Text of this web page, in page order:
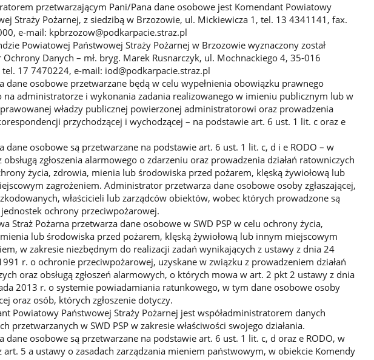
przetwarzającym Pani/Pana dane osobowe jest Komendant Powiatowy
Straży Pożarnej, z siedzibą w Brzozowie, ul. Mickiewicza 1, tel. 13 4341141, fax.
e-mail: kpbrzozow@podkarpacie.straz.pl
Powiatowej Państwowej Straży Pożarnej w Brzozowie wyznaczony został
Ochrony Danych – mł. bryg. Marek Rusnarczyk, ul. Mochnackiego 4, 35-016
tel. 17 7470224, e-mail: iod@podkarpacie.straz.pl
dane osobowe przetwarzane będą w celu wypełnienia obowiązku prawnego
na administratorze i wykonania zadania realizowanego w imieniu publicznym lub w
władzy publicznej powierzonej administratorowi oraz prowadzenia
przychodzącej i wychodzącej – na podstawie art. 6 ust. 1 lit. c oraz e
dane osobowe są przetwarzane na podstawie art. 6 ust. 1 lit. c, d i e RODO – w
obsługą zgłoszenia alarmowego o zdarzeniu oraz prowadzenia działań ratowniczych
życia, zdrowia, mienia lub środowiska przed pożarem, klęską żywiołową lub
zagrożeniem. Administrator przetwarza dane osobowe osoby zgłaszającej,
właścicieli lub zarządców obiektów, wobec których prowadzone są
jednostek ochrony przeciwpożarowej.
Straż Pożarna przetwarza dane osobowe w SWD PSP w celu ochrony życia,
lub środowiska przed pożarem, klęską żywiołową lub innym miejscowym
w zakresie niezbędnym do realizacji zadań wynikających z ustawy z dnia 24
r. o ochronie przeciwpożarowej, uzyskane w związku z prowadzeniem działań
oraz obsługą zgłoszeń alarmowych, o których mowa w art. 2 pkt 2 ustawy z dnia
2013 r. o systemie powiadamiania ratunkowego, w tym dane osobowe osoby
oraz osób, których zgłoszenie dotyczy.
Powiatowy Państwowej Straży Pożarnej jest współadministratorem danych
przetwarzanych w SWD PSP w zakresie właściwości swojego działania.
dane osobowe są przetwarzane na podstawie art. 6 ust. 1 lit. c, d oraz e RODO, w
art. 5 a ustawy o zasadach zarządzania mieniem państwowym, w obiekcie Komendy